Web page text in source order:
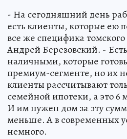
- На сегодняшний день
есть клиенты, которые ею
все же специфика
Андрей Березовский. -
наличными, которые
премиум-сегменте, но их
клиенты рассчитывают
семейной ипотеки, а это 6
И им нужен дом за эту
меньше. А в современных
немного.